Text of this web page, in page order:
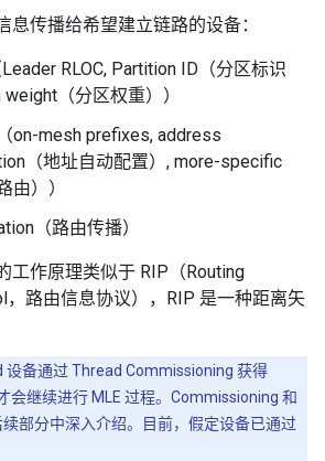
息传播给希望建立链路的设备：
RLOC, Partition ID（分区标识
（分区权重））
on-mesh prefixes, address
（地址自动配置）, more-specific
由））
（路由传播）
工作原理类似于 RIP（Routing
，路由信息协议），RIP 是一种距离矢
设备通过 Thread Commissioning 获得
会继续进行 MLE 过程。Commissioning 和
部分中深入介绍。目前，假定设备已通过